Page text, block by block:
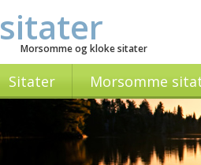
sitater
Morsomme og kloke sitater
Sitater Morsomme